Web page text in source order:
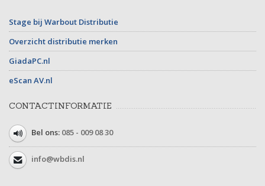
Stage bij Warbout Distributie
Overzicht distributie merken
GiadaPC.nl
eScan AV.nl
CONTACTINFORMATIE
Bel ons: 085 - 009 08 30
info@wbdis.nl